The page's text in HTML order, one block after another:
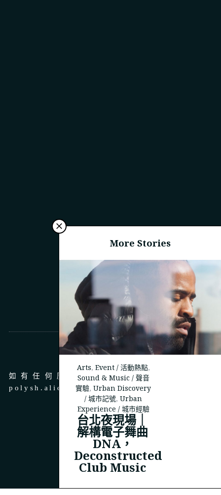
More Stories
Arts, Event / 活動熱點,
Sound & Music / 聲音
實驗,Urban Discovery
/ 城市記號,Urban
Experience / 城市經驗
台北夜現場｜
解構電子舞曲
DNA，
Deconstructed
Club Music
商務合作
如有任何廣告、商務合作，請 email 至
polysh.alice@gmail.com
© 2023THEPOLYSH.COM
BACK TO TOP